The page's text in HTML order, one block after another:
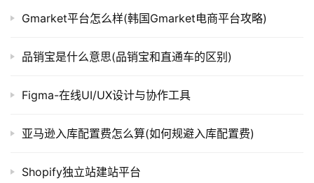
Gmarket平台怎么样(韩国Gmarket电商平台攻略)
品销宝是什么意思(品销宝和直通车的区别)
Figma-在线UI/UX设计与协作工具
亚马逊入库配置费怎么算(如何规避入库配置费)
Shopify独立站建站平台